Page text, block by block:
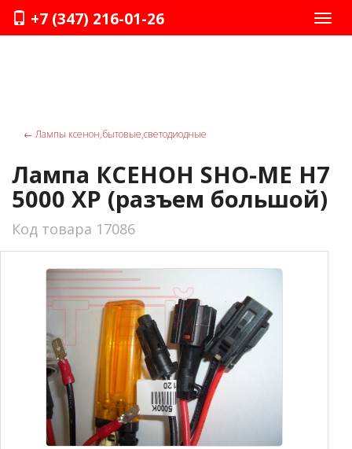
+7 (347) 216-01-26
←Лампы ксенон,бытовые,светодиодные
Лампа КСЕНОН SHO-ME H7
5000 ХР (разъем большой)
Код товара 17086